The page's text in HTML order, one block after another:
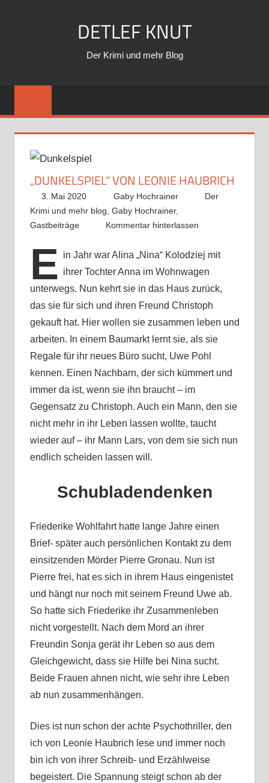
DETLEF KNUT
Der Krimi und mehr Blog
„DUNKELSPIEL“ VON LEONIE HAUBRICH
3. Mai 2020 Gaby Hochrainer
Der
Krimi und mehr blog, Gaby Hochrainer,
Gastbeiträge
Kommentar hinterlassen
E in Jahr war Alina „Nina“ Kolodziej mit
ihrer Tochter Anna im Wohnwagen
unterwegs. Nun kehrt sie in das Haus zurück,
das sie für sich und ihren Freund Christoph
gekauft hat. Hier wollen sie zusammen leben und
arbeiten. In einem Baumarkt lernt sie, als sie
Regale für ihr neues Büro sucht, Uwe Pohl
kennen. Einen Nachbarn, der sich kümmert und
immer da ist, wenn sie ihn braucht – im
Gegensatz zu Christoph. Auch ein Mann, den sie
nicht mehr in ihr Leben lassen wollte, taucht
wieder auf – ihr Mann Lars, von dem sie sich nun
endlich scheiden lassen will.
Schubladendenken
Friederike Wohlfahrt hatte lange Jahre einen
Brief- später auch persönlichen Kontakt zu dem
einsitzenden Mörder Pierre Gronau. Nun ist
Pierre frei, hat es sich in ihrem Haus eingenistet
und hängt nur noch mit seinem Freund Uwe ab.
So hatte sich Friederike ihr Zusammenleben
nicht vorgestellt. Nach dem Mord an ihrer
Freundin Sonja gerät ihr Leben so aus dem
Gleichgewicht, dass sie Hilfe bei Nina sucht.
Beide Frauen ahnen nicht, wie sehr ihre Leben
ab nun zusammenhängen.
Dies ist nun schon der achte Psychothriller, den
ich von Leonie Haubrich lese und immer noch
bin ich von ihrer Schreib- und Erzählweise
begeistert. Die Spannung steigt schon ab der